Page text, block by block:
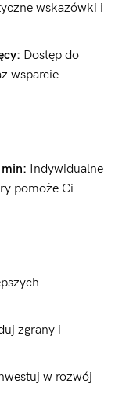
wskazówki i
Dostęp do
wsparcie
Indywidualne
pomoże Ci
zgrany i
w rozwój